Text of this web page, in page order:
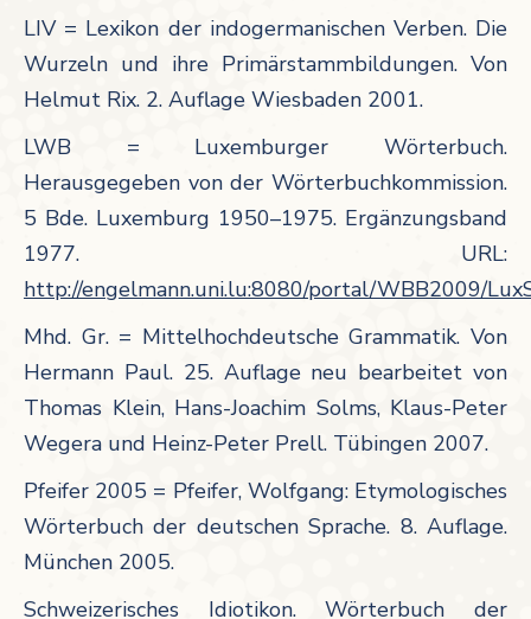
LIV = Lexikon der indogermanischen Verben. Die
Wurzeln und ihre Primärstammbildungen. Von
Helmut Rix. 2. Auflage Wiesbaden 2001.
LWB = Luxemburger Wörterbuch.
Herausgegeben von der Wörterbuchkommission.
5 Bde. Luxemburg 1950–1975. Ergänzungsband
1977. URL:
http://engelmann.uni.lu:8080/portal/WBB2009/
Mhd. Gr. = Mittelhochdeutsche Grammatik. Von
Hermann Paul. 25. Auflage neu bearbeitet von
Thomas Klein, Hans-Joachim Solms, Klaus-Peter
Wegera und Heinz-Peter Prell. Tübingen 2007.
Pfeifer 2005 = Pfeifer, Wolfgang: Etymologisches
Wörterbuch der deutschen Sprache. 8. Auflage.
München 2005.
Schweizerisches Idiotikon. Wörterbuch der